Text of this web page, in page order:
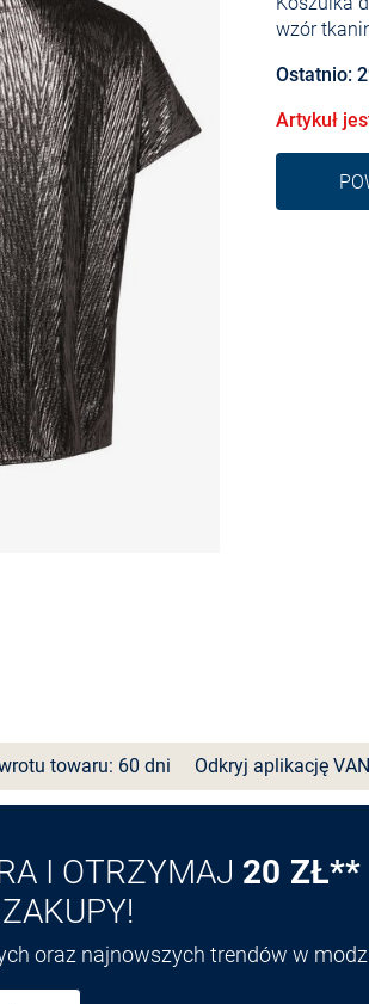
wzór
Ostatnio:
Artykuł
towaru: 60 dni Odkryj aplikację VAN
I OTRZYMAJ 20 ZŁ**
oraz najnowszych trendów w